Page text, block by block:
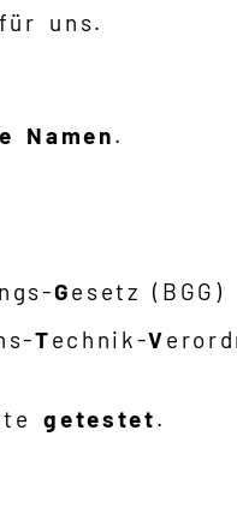
uns.
Namen.
Gesetz (BGG)
Technik-V
getestet.